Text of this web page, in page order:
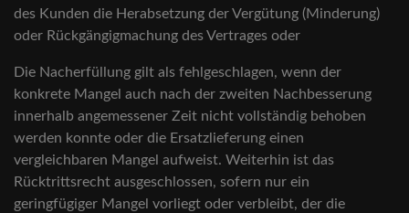
des Kunden die Herabsetzung der Vergütung (Minderung)
oder Rückgängigmachung des Vertrages oder
Die Nacherfüllung gilt als fehlgeschlagen, wenn der
konkrete Mangel auch nach der zweiten Nachbesserung
innerhalb angemessener Zeit nicht vollständig behoben
werden konnte oder die Ersatzlieferung einen
vergleichbaren Mangel aufweist. Weiterhin ist das
Rücktrittsrecht ausgeschlossen, sofern nur ein
geringfügiger Mangel vorliegt oder verbleibt, der die